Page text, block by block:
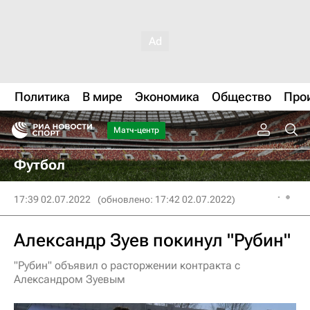
Политика В мире Экономика Общество
Матч-центр
Футбол
17:39 02.07.2022 (обновлено: 17:42 02.07.2022)
Александр Зуев покинул "Рубин"
"Рубин" объявил о расторжении контракта с
Александром Зуевым